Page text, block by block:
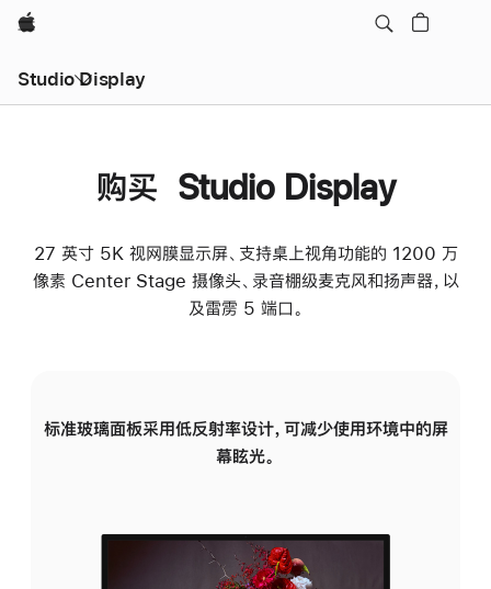
Apple
Studio Display
购买 Studio Display
27 英寸 5K 视网膜显示屏、支持桌上视角功能的 1200 万
像素 Center Stage 摄像头、录音棚级麦克风和扬声器，以
及雷雳 5 端口。
标准玻璃面板采用低反射率设计，可减少使用环境中的屏
幕眩光。